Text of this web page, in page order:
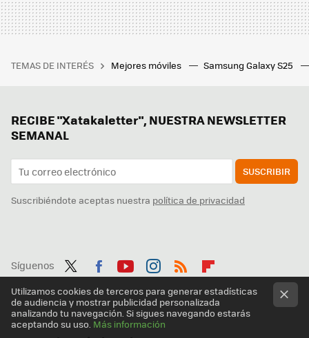
TEMAS DE INTERÉS Mejores móviles Samsung Galaxy S25
RECIBE "Xatakaletter", NUESTRA NEWSLETTER
SEMANAL
SUSCRIBIR
Suscribiéndote aceptas nuestra política de privacidad
Síguenos
Twit
ter
Fac
ebo
ok
tub
e
agr
am
Flip
boa
Utilizamos cookies de terceros para generar estadísticas
de audiencia y mostrar publicidad personalizada
analizando tu navegación. Si sigues navegando estarás
aceptando su uso. Más información